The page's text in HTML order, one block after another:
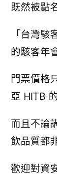
既然被點
「台灣駭
的駭客年
門票價格
亞 HITB
而且不論
飲品質都
歡迎對資